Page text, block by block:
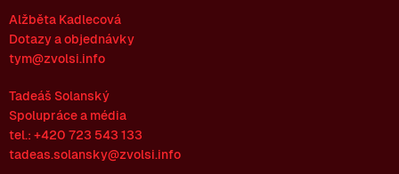
Alžběta Kadlecová
Dotazy a objednávky
tym@zvolsi.info
Tadeáš Solanský
Spolupráce a média
tel.: +420 723 543 133
tadeas.solansky@zvolsi.info